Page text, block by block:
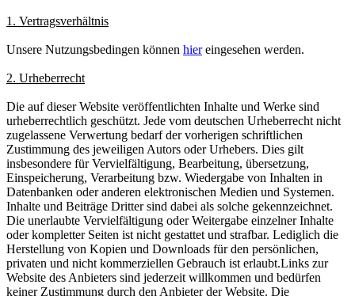
1. Vertragsverhältnis
Unsere Nutzungsbedingen können hiereingesehen werden.
2. Urheberrecht
Die auf dieser Website veröffentlichten Inhalte und Werke sind
urheberrechtlich geschützt. Jede vom deutschen Urheberrecht nicht
zugelassene Verwertung bedarf der vorherigen schriftlichen
Zustimmung des jeweiligen Autors oder Urhebers. Dies gilt
insbesondere für Vervielfältigung, Bearbeitung, übersetzung,
Einspeicherung, Verarbeitung bzw. Wiedergabe von Inhalten in
Datenbanken oder anderen elektronischen Medien und Systemen.
Inhalte und Beiträge Dritter sind dabei als solche gekennzeichnet.
Die unerlaubte Vervielfältigung oder Weitergabe einzelner Inhalte
oder kompletter Seiten ist nicht gestattet und strafbar. Lediglich die
Herstellung von Kopien und Downloads für den persönlichen,
privaten und nicht kommerziellen Gebrauch ist erlaubt.Links zur
Website des Anbieters sind jederzeit willkommen und bedürfen
keiner Zustimmung durch den Anbieter der Website. Die